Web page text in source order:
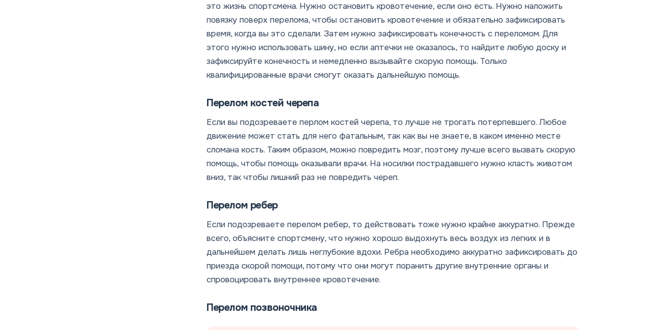
это жизнь спортсмена. Нужно остановить кровотечение, если оно есть. Нужно наложить
повязку поверх перелома, чтобы остановить кровотечение и обязательно зафиксировать
время, когда вы это сделали. Затем нужно зафиксировать конечность с переломом. Для
этого нужно использовать шину, но если аптечки не оказалось, то найдите любую доску и
зафиксируйте конечность и немедленно вызывайте скорую помощь. Только
квалифицированные врачи смогут оказать дальнейшую помощь.
Перелом костей черепа
Если вы подозреваете перлом костей черепа, то лучше не трогать потерпевшего. Любое
движение может стать для него фатальным, так как вы не знаете, в каком именно месте
сломана кость. Таким образом, можно повредить мозг, поэтому лучше всего вызвать скорую
помощь, чтобы помощь оказывали врачи. На носилки пострадавшего нужно класть животом
вниз, так чтобы лишний раз не повредить череп.
Перелом ребер
Если подозреваете перелом ребер, то действовать тоже нужно крайне аккуратно. Прежде
всего, объясните спортсмену, что нужно хорошо выдохнуть весь воздух из легких и в
дальнейшем делать лишь неглубокие вдохи. Ребра необходимо аккуратно зафиксировать до
приезда скорой помощи, потому что они могут поранить другие внутренние органы и
спровоцировать внутреннее кровотечение.
Перелом позвоночника